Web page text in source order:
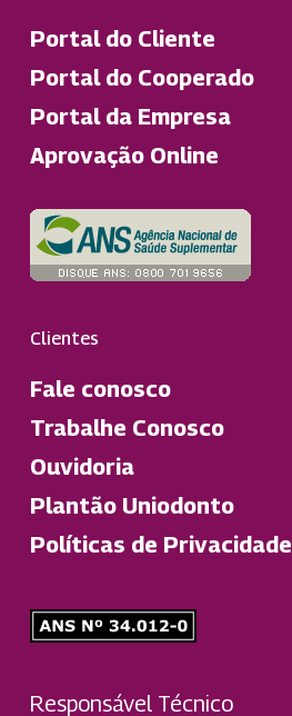
Portal do Cliente
Portal do Cooperado
Portal da Empresa
Aprovação Online
Clientes
Fale conosco
Trabalhe Conosco
Ouvidoria
Plantão Uniodonto
Políticas de Privacidade
Responsável Técnico